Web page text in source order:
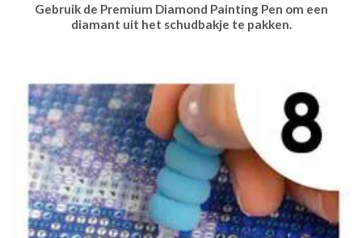
Gebruik de Premium Diamond Painting Pen om een
diamant uit het schudbakje te pakken.